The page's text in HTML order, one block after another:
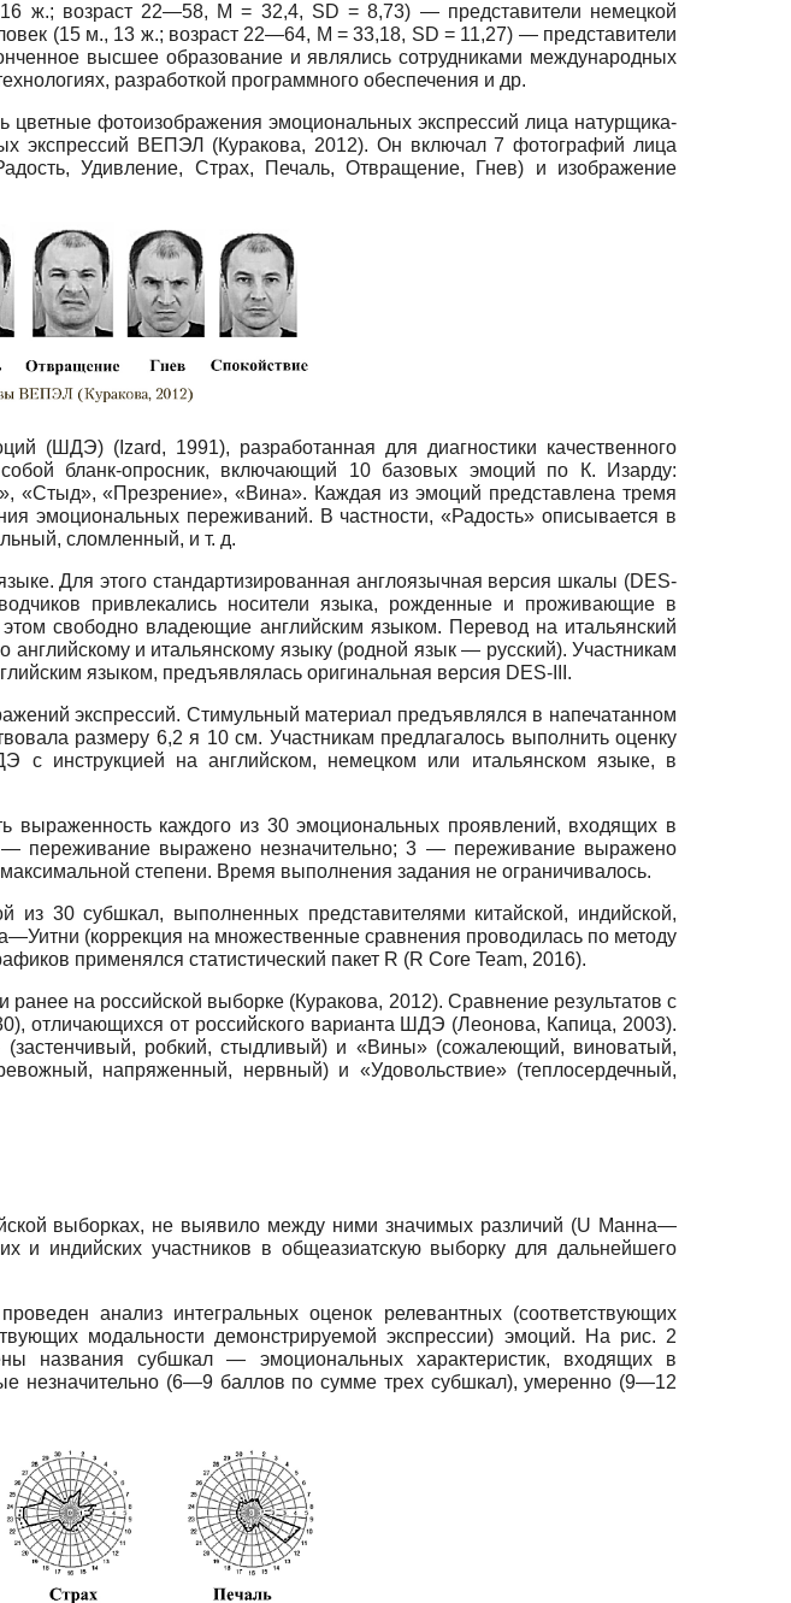
ж.; возраст 22—58, М = 32,4, SD = 8,73) — представители немецкой
(15 м., 13 ж.; возраст 22—64, М = 33,18, SD = 11,27) — представители
высшее образование и являлись сотрудниками международных
разработкой программного обеспечения и др.
цветные фотоизображения эмоциональных экспрессий лица натурщика-
экспрессий ВЕПЭЛ (Куракова, 2012). Он включал 7 фотографий лица
Удивление, Страх, Печаль, Отвращение, Гнев) и изображение
(ШДЭ) (Izard, 1991), разработанная для диагностики качественного
бланк-опросник, включающий 10 базовых эмоций по К. Изарду:
«Стыд», «Презрение», «Вина». Каждая из эмоций представлена тремя
эмоциональных переживаний. В частности, «Радость» описывается в
сломленный, и т. д.
Для этого стандартизированная англоязычная версия шкалы (DES-
привлекались носители языка, рожденные и проживающие в
свободно владеющие английским языком. Перевод на итальянский
и итальянскому языку (родной язык — русский). Участникам
языком, предъявлялась оригинальная версия DES-III.
экспрессий. Стимульный материал предъявлялся в напечатанном
размеру 6,2 я 10 см. Участникам предлагалось выполнить оценку
инструкцией на английском, немецком или итальянском языке, в
выраженность каждого из 30 эмоциональных проявлений, входящих в
переживание выражено незначительно; 3 — переживание выражено
степени. Время выполнения задания не ограничивалось.
30 суб­шкал, выполненных представителями китайской, индийской,
(коррекция на множественные сравнения проводилась по методу
применялся статистический пакет R (R Core Team, 2016).
на российской выборке (Куракова, 2012). Сравнение результатов с
отличающихся от российского варианта ШДЭ (Леонова, Капица, 2003).
робкий, стыдливый) и «Вины» (сожалеющий, виноватый,
напряженный, нервный) и «Удовольствие» (теплосердечный,
выборках, не выявило между ними значимых различий (U Манна—
и индийских участников в общеазиатскую выборку для дальнейшего
анализ интегральных оценок релевантных (соответствующих
модальности демонстрируемой экспрессии) эмоций. На рис. 2
названия субшкал — эмоциональных характеристик, входящих в
незначительно (6—9 баллов по сумме трех субшкал), умеренно (9—12